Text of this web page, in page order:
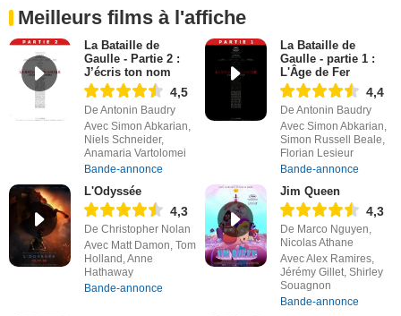
Meilleurs films à l'affiche
La Bataille de
Gaulle - Partie 2 :
J’écris ton nom
4,5
De Antonin Baudry
Avec Simon Abkarian,
Niels Schneider,
Anamaria Vartolomei
Bande-annonce
La Bataille de
Gaulle - partie 1 :
L'Âge de Fer
4,4
De Antonin Baudry
Avec Simon Abkarian,
Simon Russell Beale,
Florian Lesieur
Bande-annonce
L'Odyssée
4,3
De Christopher Nolan
Avec Matt Damon, Tom
Holland, Anne
Hathaway
Bande-annonce
Jim Queen
4,3
De Marco Nguyen,
Nicolas Athane
Avec Alex Ramires,
Jérémy Gillet, Shirley
Souagnon
Bande-annonce